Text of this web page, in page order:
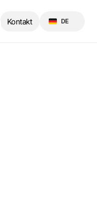
Kontakt DE